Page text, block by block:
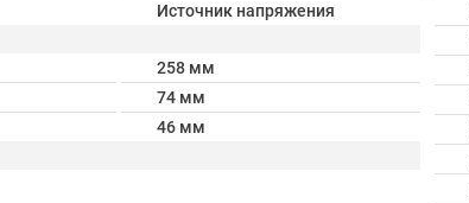
Источник напряжения
258 мм
74 мм
46 мм